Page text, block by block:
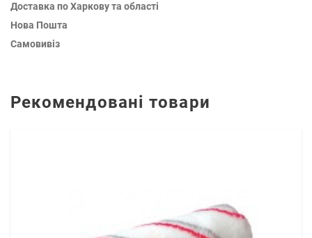
Доставка по Харкову та області
Нова Пошта
Самовивіз
Рекомендовані товари